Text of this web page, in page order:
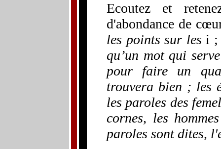
Ecoutez et
d'abondance de
les points sur les i
qu’un mot qui
pour faire un
trouvera bien ; les
les paroles des
cornes, les
paroles sont dites,